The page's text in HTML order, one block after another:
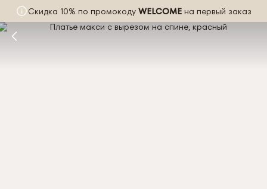
Скидка 10% по промокоду WELCOME на первый заказ